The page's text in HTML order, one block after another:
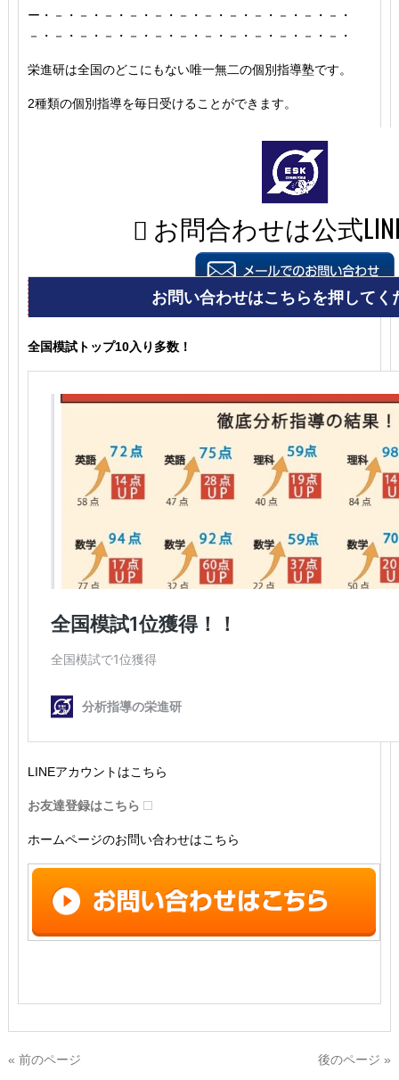
ー・－・－・－・－・－・－・－・－・－・－・－・－・
－・－・－・－・－・－・－・－・－・－・－・－・－・
栄進研は全国のどこにもない唯一無二の個別指導塾です。
2種類の個別指導を毎日受けることができます。
全国模試トップ10入り多数！
LINEアカウントはこちら
お友達登録はこちら
ホームページのお問い合わせはこちら
« 前のページ 後のページ »